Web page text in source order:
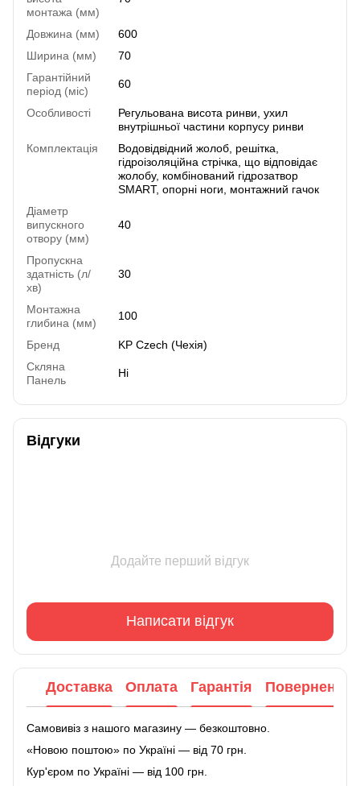
монтажа (мм)
Довжина (мм)
600
Ширина (мм)
70
Гарантійний
період (міс)
60
Особливості
Регульована висота ринви, ухил
внутрішньої частини корпусу ринви
Комплектація
Водовідвідний жолоб, решітка,
гідроізоляційна стрічка, що відповідає
жолобу, комбінований гідрозатвор
SMART, опорні ноги, монтажний гачок
Діаметр
випускного
отвору (мм)
40
Пропускна
здатність (л/
хв)
30
Монтажна
глибина (мм)
100
Бренд
KP Czech (Чехія)
Скляна
Панель
Ні
Відгуки
Додайте перший відгук
Написати відгук
Доставка Оплата Гарантія Повернення
Самовивіз з нашого магазину — безкоштовно.
«Новою поштою» по Україні — від 70 грн.
Кур'єром по Україні — від 100 грн.